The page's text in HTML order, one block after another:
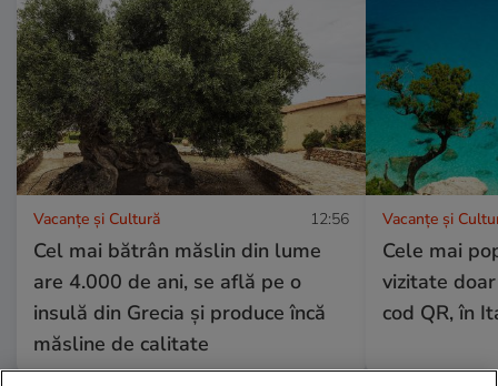
Vacanțe și Cultură 12:56
Cel mai bătrân măslin din lume
are 4.000 de ani, se află pe o
insulă din Grecia și produce încă
măsline de calitate
Vacanțe și
Cele mai
vizitate
cod QR, în